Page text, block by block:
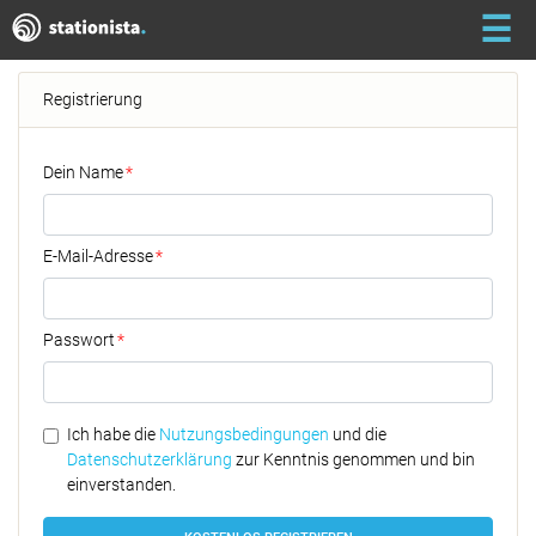
☰
Registrierung
Dein Name*
E-Mail-Adresse*
Passwort*
Ich habe die Nutzungsbedingungen und die
Datenschutzerklärung zur Kenntnis genommen und bin
einverstanden.